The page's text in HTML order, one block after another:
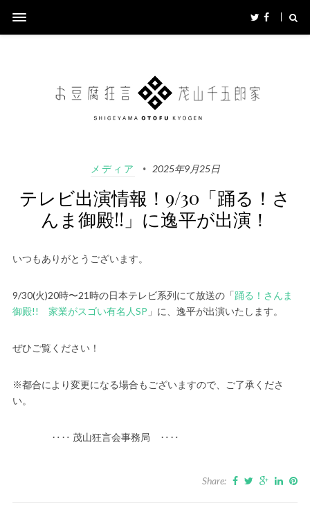
メディア 2025年9月25日
テレビ出演情報！9/30「踊る！さ
んま御殿!!」に逸平が出演！
いつもありがとうございます。
9/30(火)20時〜21時の日本テレビ系列にて放送の「踊る！さんま
御殿!! 家業がスゴい有名人SP 」に、逸平が出演いたします。
ぜひご覧ください！
※都合により変更になる場合もございますので、ご了承くださ
い。
‥‥ 茂山狂言会事務局 ‥‥
Share: